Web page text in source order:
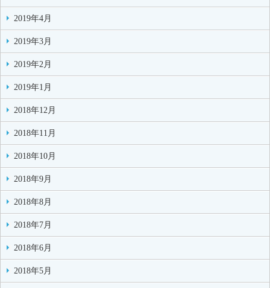
2019年4月
2019年3月
2019年2月
2019年1月
2018年12月
2018年11月
2018年10月
2018年9月
2018年8月
2018年7月
2018年6月
2018年5月